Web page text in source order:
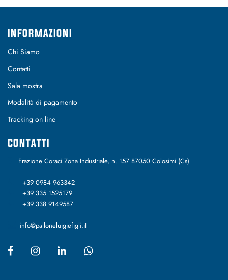
INFORMAZIONI
Chi Siamo
Contatti
Sala mostra
Modalità di pagamento
Tracking on line
CONTATTI
Frazione Coraci Zona Industriale, n. 157 87050 Colosimi (Cs)
+39 0984 963342
+39 335 1525179
+39 338 9149587
info@palloneluigiefigli.it